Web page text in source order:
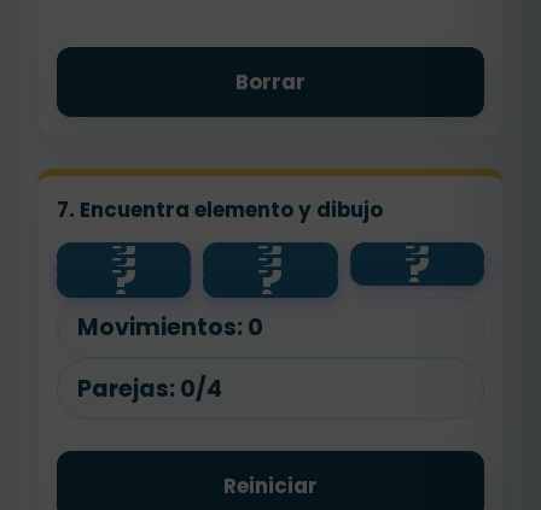
Borrar
7. Encuentra elemento y dibujo
?
planta ?
salud ?
agua
?
🌱 ?
💧 ?
🧼
?
animal ?
🐾
Movimientos: 0
Parejas: 0/4
Reiniciar